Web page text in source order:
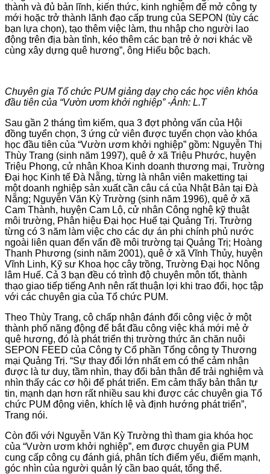
thành và đủ bản lĩnh, kiến thức, kinh nghiệm để mở công ty
mới hoặc trở thành lãnh đạo cấp trung của SEPON (tùy các
bạn lựa chọn), tạo thêm việc làm, thu nhập cho người lao
động trên địa bàn tỉnh, kéo thêm các bạn trẻ ở nơi khác về
cùng xây dựng quê hương”, ông Hiếu bộc bạch.
Chuyên gia Tổ chức PUM giảng dạy cho các học viên khóa
đầu tiên của “Vườn ươm khởi nghiệp” -Ảnh: L.T
Sau gần 2 tháng tìm kiếm, qua 3 đợt phỏng vấn của Hội
đồng tuyển chọn, 3 ứng cử viên được tuyển chọn vào khóa
học đầu tiên của “Vườn ươm khởi nghiệp” gồm: Nguyễn Thị
Thùy Trang (sinh năm 1997), quê ở xã Triệu Phước, huyện
Triệu Phong, cử nhân Khoa Kinh doanh thương mại, Trường
Đại học Kinh tế Đà Nẵng, từng là nhân viên maketting tại
một doanh nghiệp sản xuất cần câu cá của Nhật Bản tại Đà
Nẵng; Nguyễn Văn Kỳ Trường (sinh năm 1996), quê ở xã
Cam Thành, huyện Cam Lộ, cử nhân Công nghệ kỹ thuật
môi trường, Phân hiệu Đại học Huế tại Quảng Trị. Trường
từng có 3 năm làm việc cho các dự án phi chính phủ nước
ngoài liên quan đến vấn đề môi trường tại Quảng Trị; Hoàng
Thanh Phương (sinh năm 2001), quê ở xã Vĩnh Thủy, huyện
Vĩnh Linh, Kỹ sư Khoa học cây trồng, Trường Đại học Nông
lâm Huế. Cả 3 bạn đều có trình độ chuyên môn tốt, thành
thạo giao tiếp tiếng Anh nên rất thuận lợi khi trao đổi, học tập
với các chuyên gia của Tổ chức PUM.
Theo Thùy Trang, cô chấp nhận đánh đổi công việc ở một
thành phố năng động để bắt đầu công việc khá mới mẻ ở
quê hương, đó là phát triển thị trường thức ăn chăn nuôi
SEPON FEED của Công ty Cổ phần Tổng công ty Thương
mại Quảng Trị. “Sự thay đổi lớn nhất em có thể cảm nhận
được là tư duy, tầm nhìn, thay đổi bản thân để trải nghiệm và
nhìn thấy các cơ hội để phát triển. Em cảm thấy bản thân tự
tin, mạnh dạn hơn rất nhiều sau khi được các chuyên gia Tổ
chức PUM động viên, khích lệ và định hướng phát triển”,
Trang nói.
Còn đối với Nguyễn Văn Kỳ Trường thì tham gia khóa học
của “Vườn ươm khởi nghiệp”, em được chuyên gia PUM
cung cấp công cụ đánh giá, phân tích điểm yếu, điểm mạnh,
góc nhìn của người quản lý cần bao quát, tổng thể.